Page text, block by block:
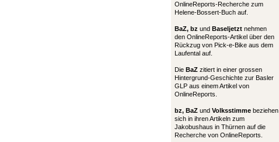
OnlineReports-Recherche zum
Helene-Bossert-Buch auf.
BaZ, bz und Baseljetzt nehmen
den OnlineReports-Artikel über den
Rückzug von Pick-e-Bike aus dem
Laufental auf.
Die BaZ zitiert in einer grossen
Hintergrund-Geschichte zur Basler
GLP aus einem Artikel von
OnlineReports.
bz, BaZ und Volksstimme beziehen
sich in ihren Artikeln zum
Jakobushaus in Thürnen auf die
Recherche von OnlineReports.